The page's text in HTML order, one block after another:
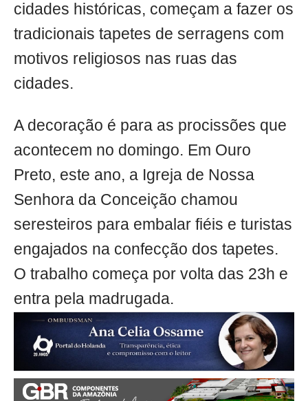
cidades históricas, começam a fazer os
tradicionais tapetes de serragens com
motivos religiosos nas ruas das
cidades.
A decoração é para as procissões que
acontecem no domingo. Em Ouro
Preto, este ano, a Igreja de Nossa
Senhora da Conceição chamou
seresteiros para embalar fiéis e turistas
engajados na confecção dos tapetes.
O trabalho começa por volta das 23h e
entra pela madrugada.